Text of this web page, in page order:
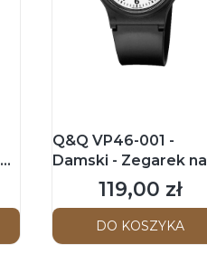
Q&Q VP46-001 -
Damski - Zegarek na
Cena
119,00 zł
DO KOSZYKA